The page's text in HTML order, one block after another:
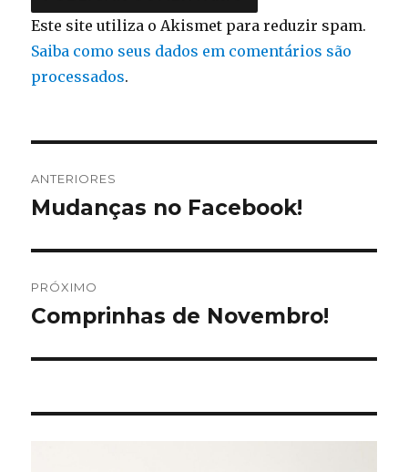
Este site utiliza o Akismet para reduzir spam.
Saiba como seus dados em comentários são
processados.
de
ANTERIORES
Post
Mudanças no Facebook!
PRÓXIMO
Próximo
Comprinhas de Novembro!